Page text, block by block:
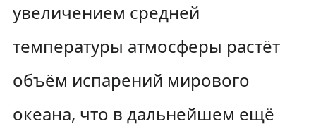
увеличением средней
температуры атмосферы растёт
объём испарений мирового
океана, что в дальнейшем ещё